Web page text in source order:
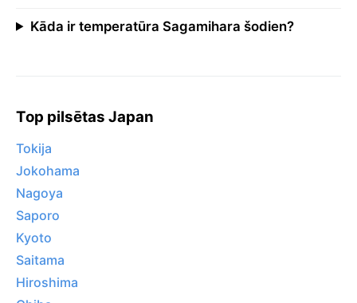
Kāda ir temperatūra Sagamihara šodien?
Top pilsētas Japan
Tokija
Jokohama
Nagoya
Saporo
Kyoto
Saitama
Hiroshima